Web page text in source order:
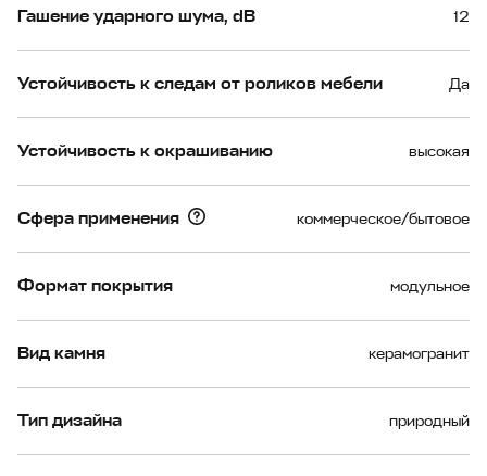
Гашение ударного шума, dB 12
Устойчивость к следам от роликов мебели Да
Устойчивость к окрашиванию высокая
Сфера применения коммерческое/бытовое
Формат покрытия модульное
Вид камня керамогранит
Тип дизайна природный